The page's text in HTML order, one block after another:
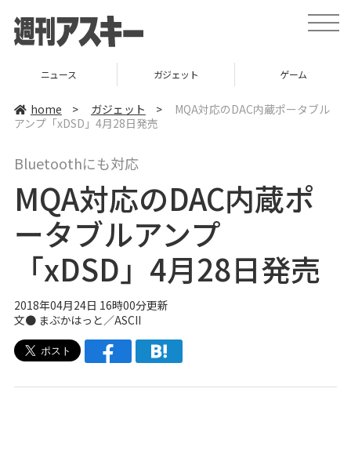
t
o
v
ニュース ガジェット ゲーム
home > ガジェット >
MQA対応のDAC内蔵ポータブル
アンプ「xDSD」4月28日発売
Bluetoothにも対応
MQA対応のDAC内蔵ポ
ータブルアンプ
「xDSD」4月28日発売
2018年04月24日 16時00分更新
文● まぶかはっと／ASCII